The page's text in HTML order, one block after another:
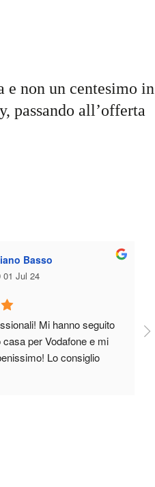
non un centesimo in
passando all’offerta
Basso
01 Jul 24
Mi hanno seguito
per Vodafone e mi
Lo consiglio